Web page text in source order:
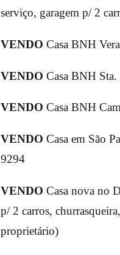
serviço, garagem p/ 2
VENDO Casa BNH
VENDO Casa BNH
VENDO Casa BNH
VENDO Casa em São
9294
VENDO Casa nova no
p/ 2 carros,
proprietário)